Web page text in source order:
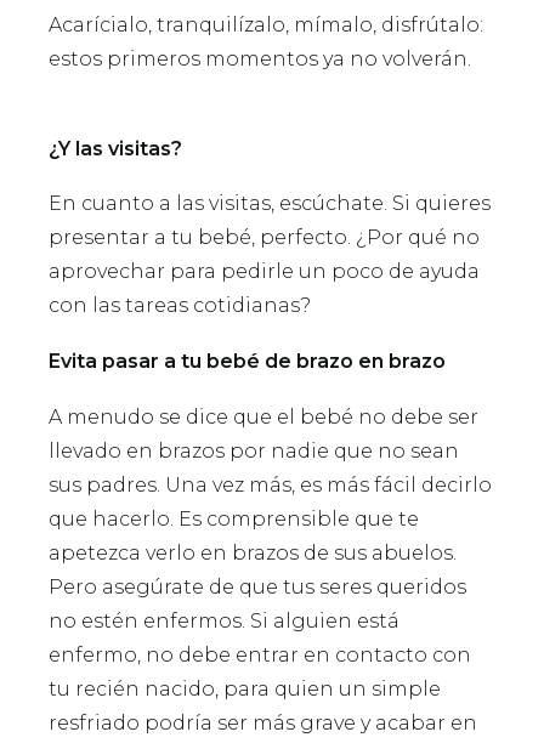
Acarícialo, tranquilízalo, mímalo, disfrútalo:
estos primeros momentos ya no volverán.
¿Y las visitas?
En cuanto a las visitas, escúchate. Si quieres
presentar a tu bebé, perfecto. ¿Por qué no
aprovechar para pedirle un poco de ayuda
con las tareas cotidianas?
Evita pasar a tu bebé de brazo en brazo
A menudo se dice que el bebé no debe ser
llevado en brazos por nadie que no sean
sus padres. Una vez más, es más fácil decirlo
que hacerlo. Es comprensible que te
apetezca verlo en brazos de sus abuelos.
Pero asegúrate de que tus seres queridos
no estén enfermos. Si alguien está
enfermo, no debe entrar en contacto con
tu recién nacido, para quien un simple
resfriado podría ser más grave y acabar en